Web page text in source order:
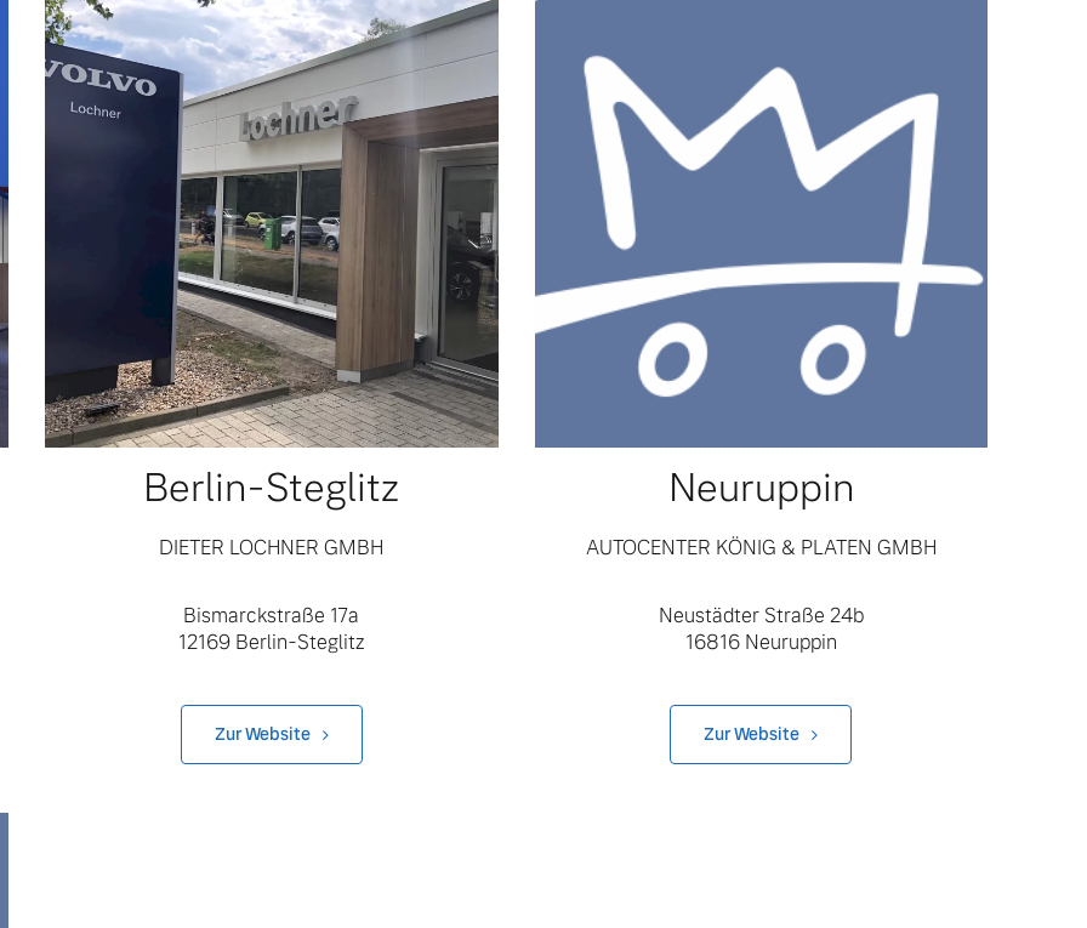
Original Volvo Winter- und Sommer Kompletträder.
Berlin-Steglitz
DIETER LOCHNER GMBH
Bismarckstraße 17a
12169 Berlin-Steglitz
Zur Website
Neuruppin
AUTOCENTER KÖNIG & PLATEN GMBH
Neustädter Straße 24b
16816 Neuruppin
Zur Website